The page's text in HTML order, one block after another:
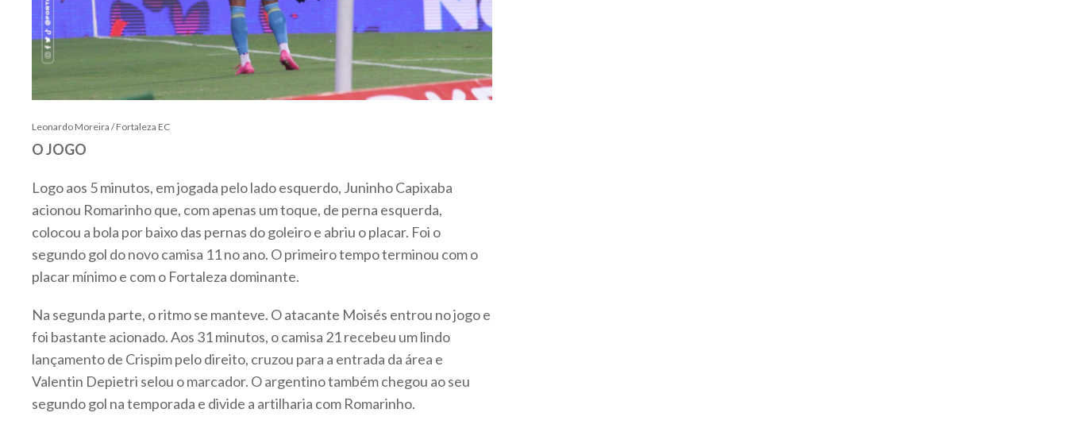
Leonardo Moreira / Fortaleza EC
O JOGO
Logo aos 5 minutos, em jogada pelo lado esquerdo, Juninho Capixaba
acionou Romarinho que, com apenas um toque, de perna esquerda,
colocou a bola por baixo das pernas do goleiro e abriu o placar. Foi o
segundo gol do novo camisa 11 no ano. O primeiro tempo terminou com o
placar mínimo e com o Fortaleza dominante.
Na segunda parte, o ritmo se manteve. O atacante Moisés entrou no jogo e
foi bastante acionado. Aos 31 minutos, o camisa 21 recebeu um lindo
lançamento de Crispim pelo direito, cruzou para a entrada da área e
Valentin Depietri selou o marcador. O argentino também chegou ao seu
segundo gol na temporada e divide a artilharia com Romarinho.